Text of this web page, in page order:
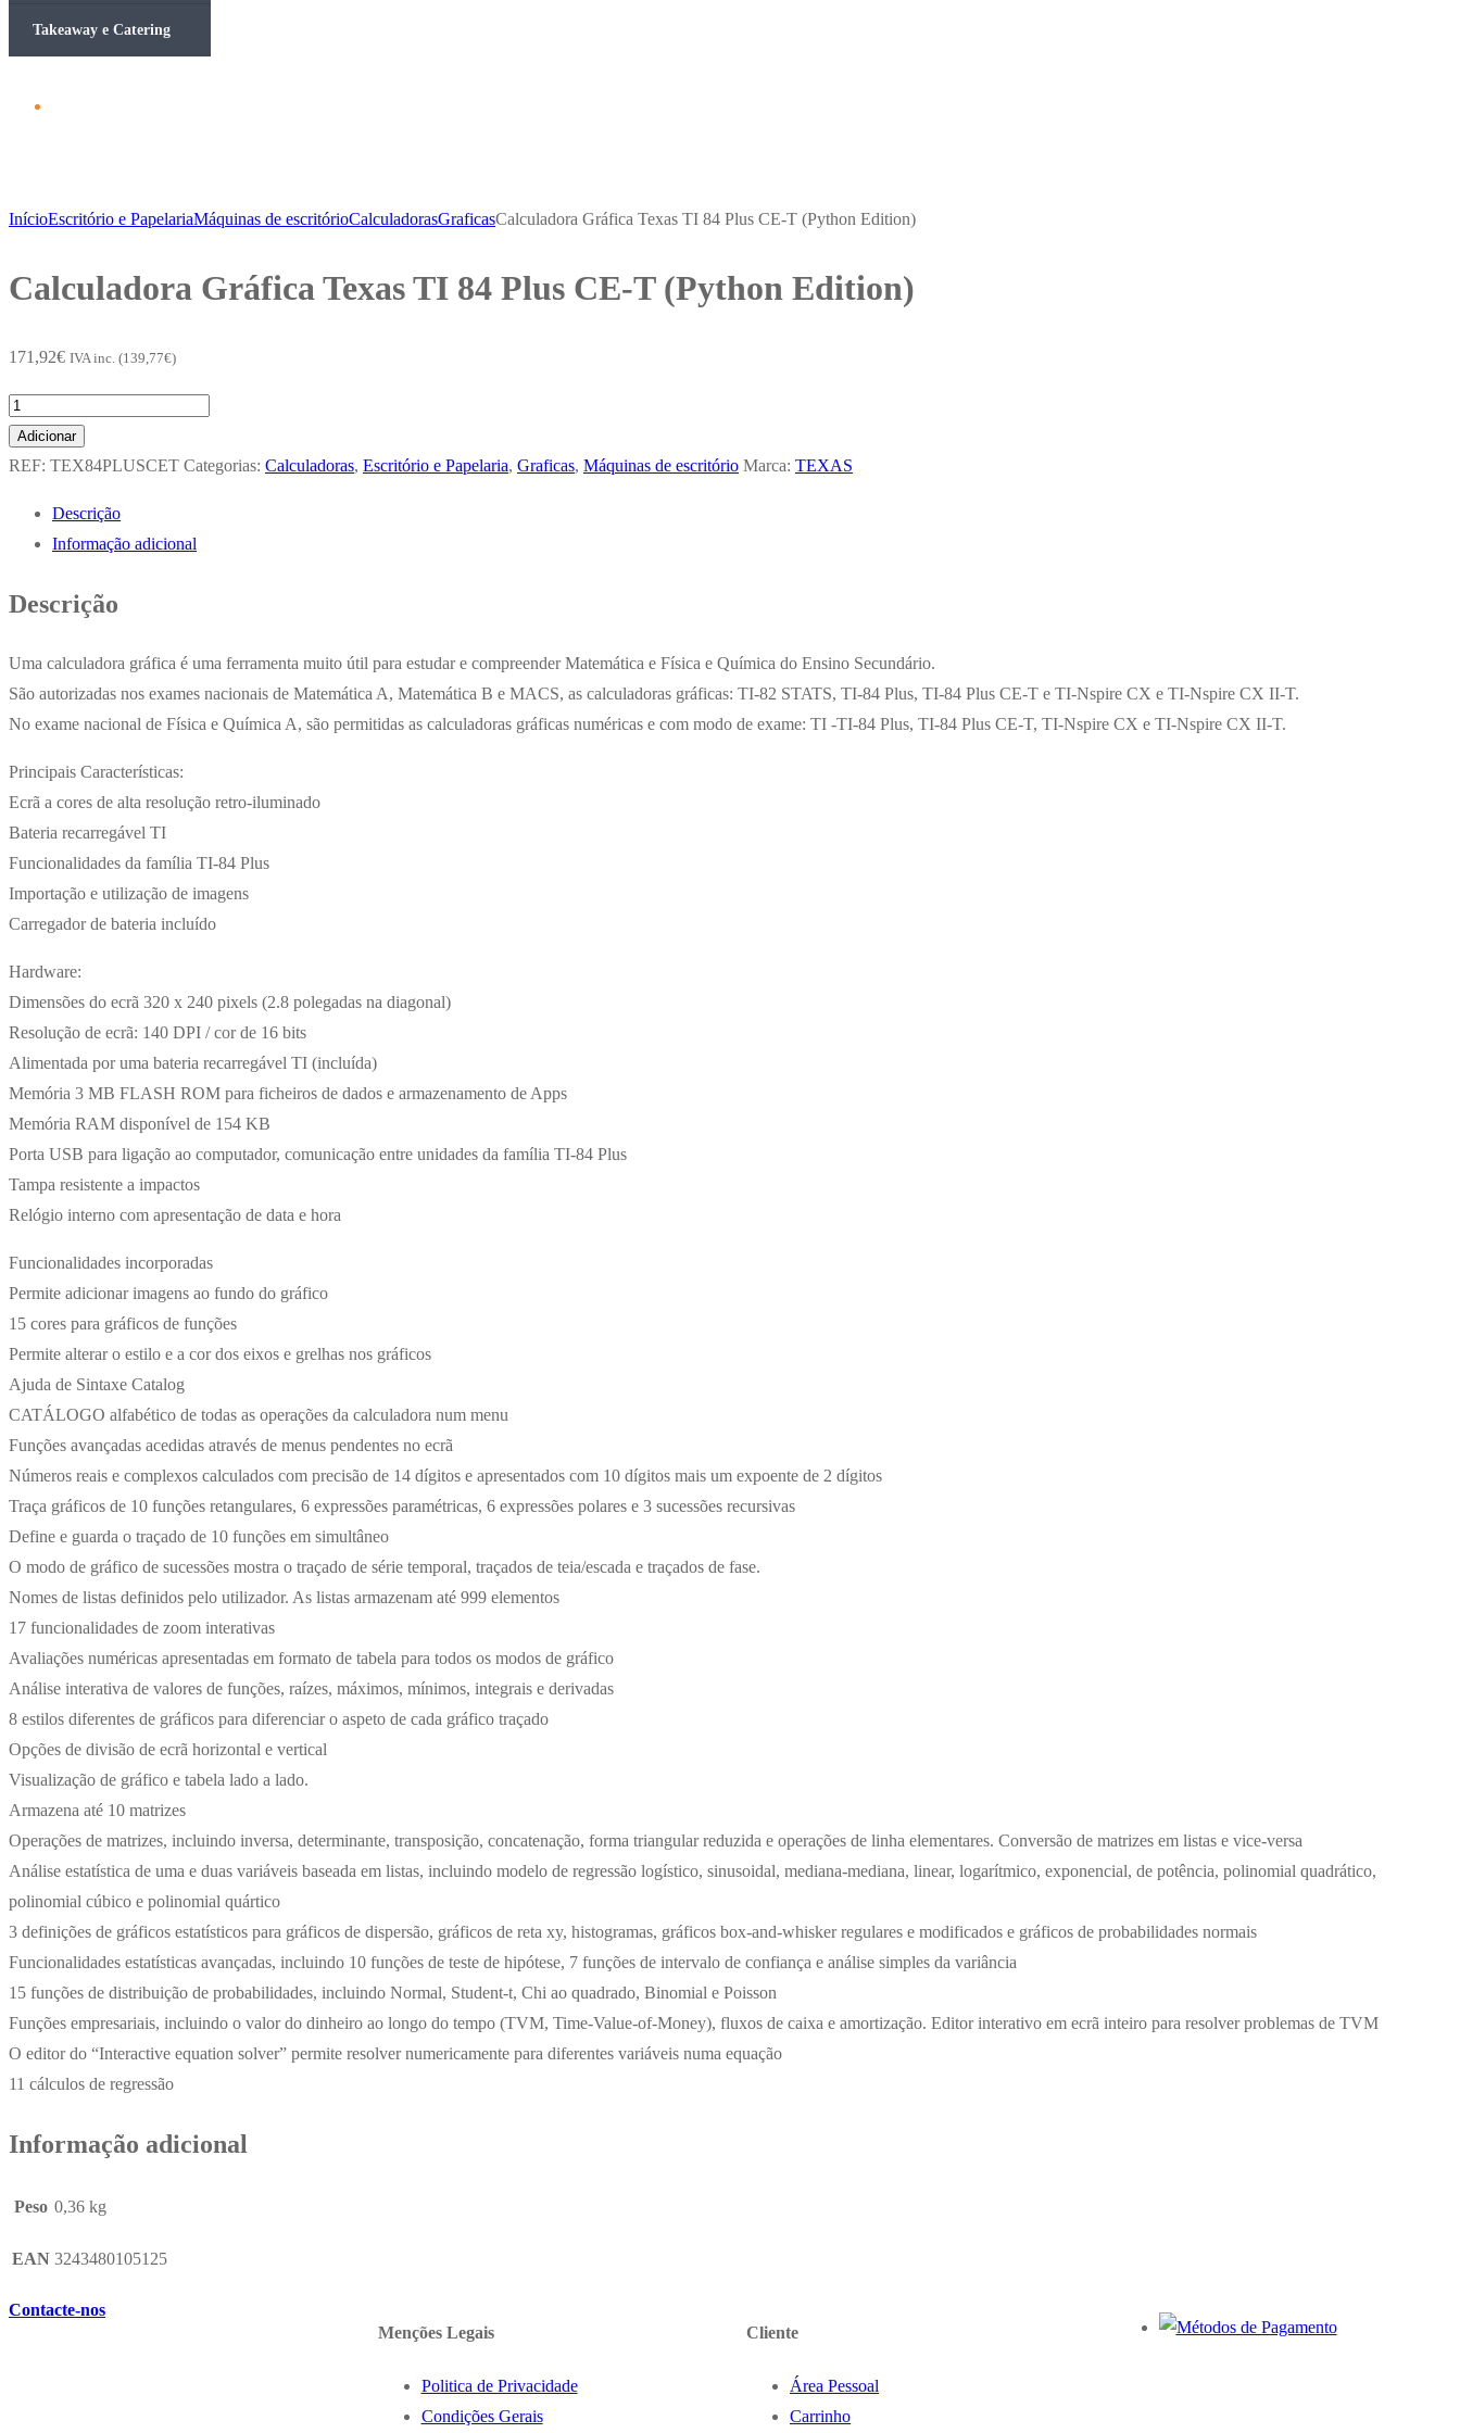
Takeaway e Catering
InícioEscritório e PapelariaMáquinas de escritórioCalculadorasGraficasCalculadora Gráfica Texas TI 84 Plus CE-T (Python Edition)
Calculadora Gráfica Texas TI 84 Plus CE-T (Python Edition)
171,92€ IVA inc. (139,77€)
Quantidade
de
Calculadora
Plus
Adicionar
REF: TEX84PLUSCET Categorias: Calculadoras, Escritório e Papelaria, Graficas, Máquinas de escritório Marca: TEXAS
Descrição
Informação adicional
Descrição
Uma calculadora gráfica é uma ferramenta muito útil para estudar e compreender Matemática e Física e Química do Ensino Secundário.
São autorizadas nos exames nacionais de Matemática A, Matemática B e MACS, as calculadoras gráficas: TI-82 STATS, TI-84 Plus, TI-84 Plus CE-T e TI-Nspire CX e TI-Nspire CX II-T.
No exame nacional de Física e Química A, são permitidas as calculadoras gráficas numéricas e com modo de exame: TI -TI-84 Plus, TI-84 Plus CE-T, TI-Nspire CX e TI-Nspire CX II-T.
Principais Características:
Ecrã a cores de alta resolução retro-iluminado
Bateria recarregável TI
Funcionalidades da família TI-84 Plus
Importação e utilização de imagens
Carregador de bateria incluído
Hardware:
Dimensões do ecrã 320 x 240 pixels (2.8 polegadas na diagonal)
Resolução de ecrã: 140 DPI / cor de 16 bits
Alimentada por uma bateria recarregável TI (incluída)
Memória 3 MB FLASH ROM para ficheiros de dados e armazenamento de Apps
Memória RAM disponível de 154 KB
Porta USB para ligação ao computador, comunicação entre unidades da família TI-84 Plus
Tampa resistente a impactos
Relógio interno com apresentação de data e hora
Funcionalidades incorporadas
Permite adicionar imagens ao fundo do gráfico
15 cores para gráficos de funções
Permite alterar o estilo e a cor dos eixos e grelhas nos gráficos
Ajuda de Sintaxe Catalog
CATÁLOGO alfabético de todas as operações da calculadora num menu
Funções avançadas acedidas através de menus pendentes no ecrã
Números reais e complexos calculados com precisão de 14 dígitos e apresentados com 10 dígitos mais um expoente de 2 dígitos
Traça gráficos de 10 funções retangulares, 6 expressões paramétricas, 6 expressões polares e 3 sucessões recursivas
Define e guarda o traçado de 10 funções em simultâneo
O modo de gráfico de sucessões mostra o traçado de série temporal, traçados de teia/escada e traçados de fase.
Nomes de listas definidos pelo utilizador. As listas armazenam até 999 elementos
17 funcionalidades de zoom interativas
Avaliações numéricas apresentadas em formato de tabela para todos os modos de gráfico
Análise interativa de valores de funções, raízes, máximos, mínimos, integrais e derivadas
8 estilos diferentes de gráficos para diferenciar o aspeto de cada gráfico traçado
Opções de divisão de ecrã horizontal e vertical
Visualização de gráfico e tabela lado a lado.
Armazena até 10 matrizes
Operações de matrizes, incluindo inversa, determinante, transposição, concatenação, forma triangular reduzida e operações de linha elementares. Conversão de matrizes em listas e vice-versa
Análise estatística de uma e duas variáveis baseada em listas, incluindo modelo de regressão logístico, sinusoidal, mediana-mediana, linear, logarítmico, exponencial, de potência, polinomial quadrático,
polinomial cúbico e polinomial quártico
3 definições de gráficos estatísticos para gráficos de dispersão, gráficos de reta xy, histogramas, gráficos box-and-whisker regulares e modificados e gráficos de probabilidades normais
Funcionalidades estatísticas avançadas, incluindo 10 funções de teste de hipótese, 7 funções de intervalo de confiança e análise simples da variância
15 funções de distribuição de probabilidades, incluindo Normal, Student-t, Chi ao quadrado, Binomial e Poisson
Funções empresariais, incluindo o valor do dinheiro ao longo do tempo (TVM, Time-Value-of-Money), fluxos de caixa e amortização. Editor interativo em ecrã inteiro para resolver problemas de TVM
O editor do “Interactive equation solver” permite resolver numericamente para diferentes variáveis numa equação
11 cálculos de regressão
Informação adicional
Peso 0,36 kg
EAN 3243480105125
Contacte-nos
Menções Legais
Politica de Privacidade
Condições Gerais
Cliente
Área Pessoal
Carrinho